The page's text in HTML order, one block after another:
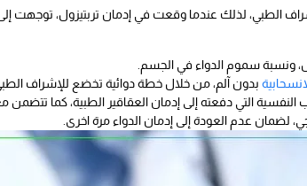
الطبي، لذلك عندما وقعت في إدمان تربتيزول، توجهت
ونسبة سموم الدواء في الجسم.
بدون آلم، من خلال خطة دوائية تخضع للإشراف
التي دفعته إلى إدمان العقاقير الطبية، كما تتضمن
لضمان عدم العودة إلى إدمان الدواء مرة اخرى.